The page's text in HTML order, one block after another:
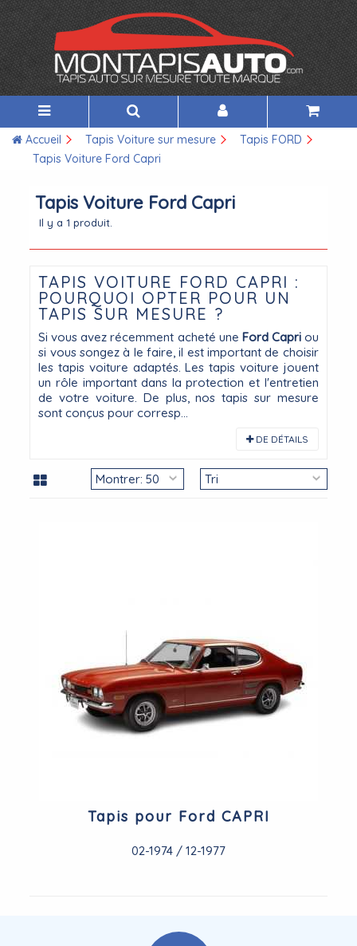
Accueil Tapis Voiture sur mesure
Tapis FORD
Tapis Voiture Ford Capri
Tapis Voiture Ford Capri
Il y a 1 produit.
TAPIS VOITURE FORD CAPRI :
POURQUOI OPTER POUR UN
TAPIS SUR MESURE ?
Si vous avez récemment acheté une Ford Capriou
si vous songez à le faire, il est important de choisir
les tapis voiture adaptés. Les tapis voiture jouent
un rôle important dans la protection et l'entretien
de votre voiture. De plus, nos tapis sur mesure
sont conçus pour corresp...
DE DÉTAILS
Tapis pour Ford CAPRI
02-1974 / 12-1977